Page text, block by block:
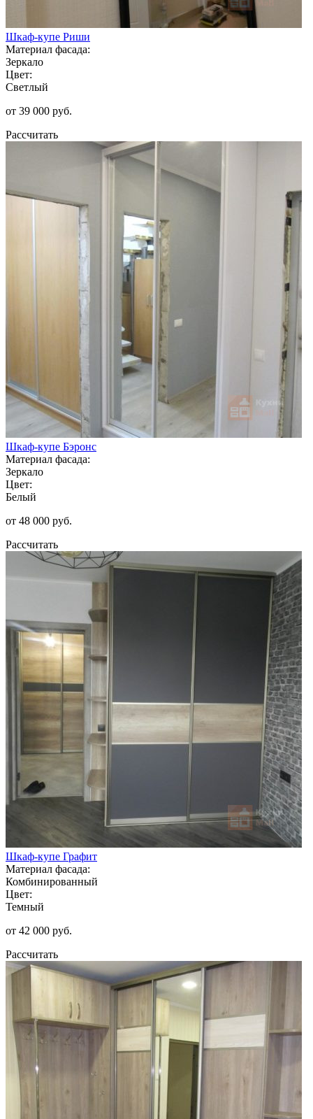
Шкаф-купе Риши
Материал фасада:
Зеркало
Цвет:
Светлый
от 39 000 руб.
Рассчитать
Шкаф-купе Бэронс
Материал фасада:
Зеркало
Цвет:
Белый
от 48 000 руб.
Рассчитать
Шкаф-купе Графит
Материал фасада:
Комбинированный
Цвет:
Темный
от 42 000 руб.
Рассчитать